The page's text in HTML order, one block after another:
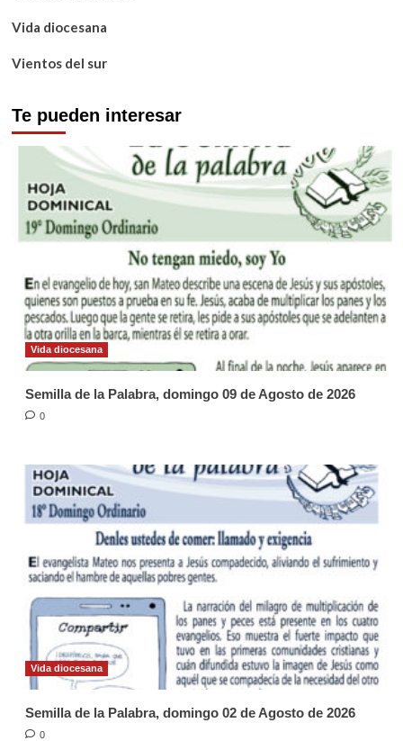
Vida diocesana
Vientos del sur
Te pueden interesar
Vida diocesana
Semilla de la Palabra, domingo 09 de Agosto de 2026
0
Vida diocesana
Semilla de la Palabra, domingo 02 de Agosto de 2026
0